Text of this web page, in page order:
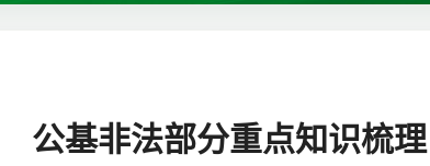
缴费确认准考证打印 内蒙古
准考证打印 内蒙古
成绩查询
公基非法部分重点知识梳